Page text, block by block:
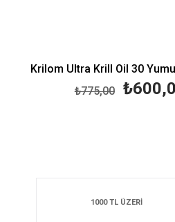
Krilom Ultra Krill Oil 30
₺775,00
1000 TL ÜZERİ